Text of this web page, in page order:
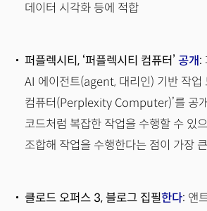
데이터 시각화 등에 적합
퍼플렉시티, ‘퍼플렉시티 컴퓨터’ 공개:
AI 에이전트(agent, 대리인) 기반 작업
컴퓨터(Perplexity Computer)’를 공
코드처럼 복잡한 작업을 수행할 수 있
조합해 작업을 수행한다는 점이 가장
클로드 오퍼스 3, 블로그 집필한다: 앤